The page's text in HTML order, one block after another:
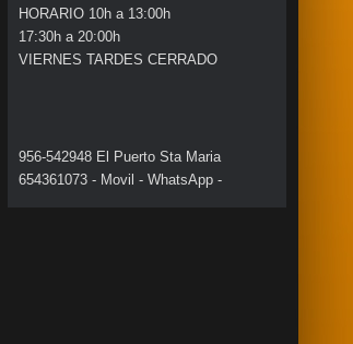
HORARIO 10h a 13:00h
17:30h a 20:00h
VIERNES TARDES CERRADO
956-542948 El Puerto Sta Maria
654361073 - Movil - WhatsApp -